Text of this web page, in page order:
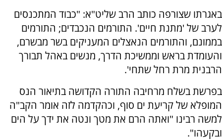
באגרתו שצורפה כותב הרב שליט"א: "כבוד המתכנסים
לערב של 'מתנת חיים'. התורמים הנכבדים; התורמים
בממונם, והתורמים הנאצלים המעניקים בשר מבשרם,
והעומדת בראש וממשיכת הדרך, מנשים באהל תבורך
הרבנית מרת רחל שתחי'.
בפרשת בשלח מרחיבה התורה הקדושה בתיאור הנס
המופלא של קריעת ים סוף, וכהקדמה לזה אומר הקב"ה
למשה רבינו "ואתה הרם את מטך ונטה את ידך על הים
ובקעהו".